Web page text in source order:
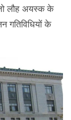
लौह अयस्क के
गतिविधियों के